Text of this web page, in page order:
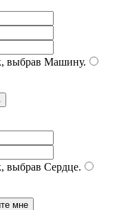
выбрав Машину.
выбрав Сердце.